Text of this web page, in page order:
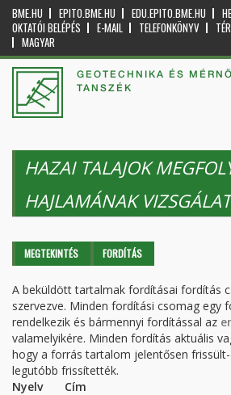
BME.HU EPITO.BME.HU EDU.EPITO.BME.HU
OKTATÓI BELÉPÉS
E-MAIL TELEFONKÖNYV
MAGYAR
GEOTECHNIKA ÉS
TANSZÉK
HAZAI TALAJOK
HAJLAMÁNAK
Elsődleges fülek
MEGTEKINTÉS FORDÍTÁS
A beküldött tartalmak fordításai fordítás
szervezve. Minden fordítási csomag egy
rendelkezik és bármennyi fordítással az
valamelyikére. Minden fordítás aktuális
hogy a forrás tartalom jelentősen
legutóbb frissítették.
Nyelv
Cím